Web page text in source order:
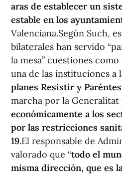
aras de establecer un
estable en los
Valenciana.Según Such,
bilaterales han servido
la mesa” cuestiones
una de las instituciones a
planes Resistir y
marcha por la Generalitat
económicamente a los
por las restricciones
19.El responsable de
valorado que “todo el
misma dirección, que es